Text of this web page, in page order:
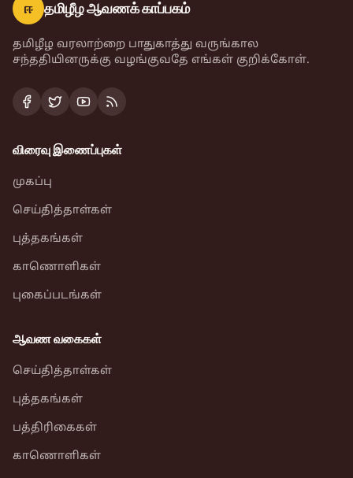
ஈ தமிழீழ ஆவணக் காப்பகம்
தமிழீழ வரலாற்றை பாதுகாத்து வருங்கால
சந்ததியினருக்கு வழங்குவதே எங்கள் குறிக்கோள்.
விரைவு இணைப்புகள்
முகப்பு
செய்தித்தாள்கள்
புத்தகங்கள்
காணொளிகள்
புகைப்படங்கள்
ஆவண வகைகள்
செய்தித்தாள்கள்
புத்தகங்கள்
பத்திரிகைகள்
காணொளிகள்